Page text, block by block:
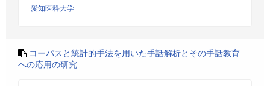
愛知医科大学
コーパスと統計的手法を用いた手話解析とその手話教育
への応用の研究